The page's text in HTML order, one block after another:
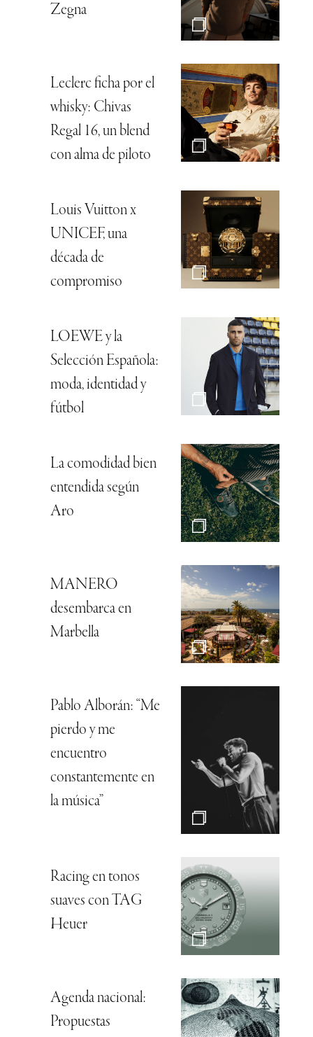
Zegna
Leclerc ficha por el
whisky: Chivas
Regal 16, un blend
con alma de piloto
Louis Vuitton x
UNICEF, una
década de
compromiso
LOEWE y la
Selección Española:
moda, identidad y
fútbol
La comodidad bien
entendida según
Aro
MANERO
desembarca en
Marbella
Pablo Alborán: “Me
pierdo y me
encuentro
constantemente en
la música”
Racing en tonos
suaves con TAG
Heuer
Agenda nacional:
Propuestas